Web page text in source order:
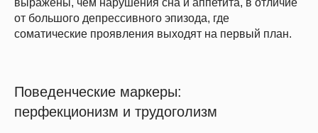
от большого депрессивного эпизода, где
соматические проявления выходят на первый план.
Поведенческие маркеры:
перфекционизм и трудоголизм